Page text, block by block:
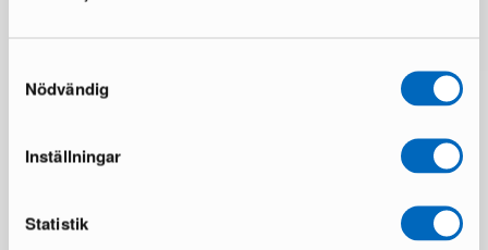
Nödvändig
Inställningar
Statistik